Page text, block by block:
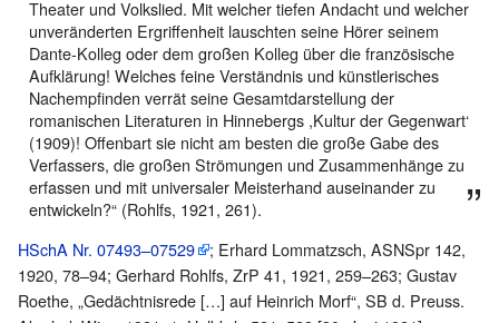
Theater und Volkslied. Mit welcher tiefen Andacht und welcher
unveränderten Ergriffenheit lauschten seine Hörer seinem
Dante-Kolleg oder dem großen Kolleg über die französische
Aufklärung! Welches feine Verständnis und künstlerisches
Nachempfinden verrät seine Gesamtdarstellung der
romanischen Literaturen in Hinnebergs ,Kultur der Gegenwart‘
(1909)! Offenbart sie nicht am besten die große Gabe des
Verfassers, die großen Strömungen und Zusammenhänge zu
erfassen und mit universaler Meisterhand auseinander zu
entwickeln?“ (Rohlfs, 1921, 261).
HSchA Nr. 07493–07529
; Erhard Lommatzsch, ASNSpr 142,
1920, 78–94; Gerhard Rohlfs, ZrP 41, 1921, 259–263; Gustav
Roethe, „Gedächtnisrede […] auf Heinrich Morf“, SB d. Preuss.